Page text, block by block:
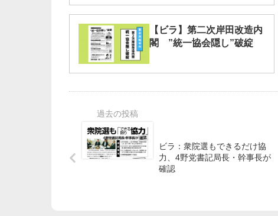
【ビラ】第二次岸田改造内
閣 ”統一協会隠し”破綻
ビラ：衆院選もできるだけ協
力、4野党書記局長・幹事長が
確認